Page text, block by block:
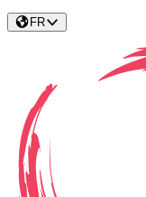
FR